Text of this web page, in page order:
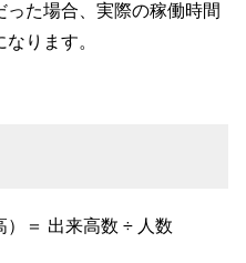
た場合、実際の稼働時間
ります。
＝ 出来高数 ÷ 人数